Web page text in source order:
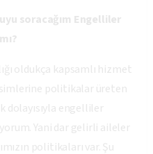
soracağım Engelliler
oldukça kapsamlı hizmet
politikalar üreten
dolayısıyla engelliler
Yani dar gelirli aileler
politikaları var. Şu